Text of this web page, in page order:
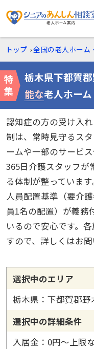
トップ ›全国の老人ホーム
栃木県下都賀
能な老人ホー
認知症の方の受け入
制は、常時見守るス
ームや一部のサービ
365日介護スタッフが
る体制が整っていま
人員配置基準（要介
員1名の配置）が義務
いるので安心です。
すので、詳しくはお問
選択中のエリア
栃木県：下都賀郡野
選択中の詳細条件
入居金：0円〜上限